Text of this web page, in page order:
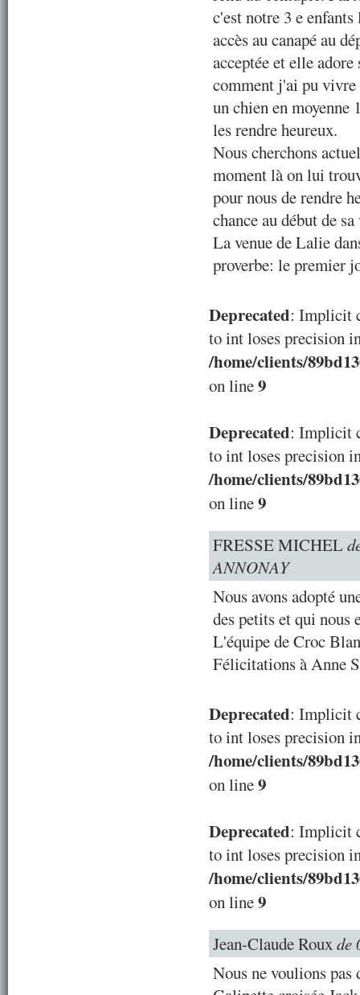
c'est notre 3 e
accès au canapé au
acceptée et elle adore
comment j'ai pu vivre
un chien en moyenne
les rendre heureux.
Nous cherchons
moment là on lui
pour nous de rendre
chance au début de
La venue de Lalie
proverbe: le premier
Deprecated: Implicit
to int loses precision
/home/clients/
on line9
Deprecated: Implicit
to int loses precision
/home/clients/
on line9
FRESSE MICHEL
ANNONAY
Nous avons adopté
des petits et qui nous
L'équipe de Croc
Félicitations à Anne
Deprecated: Implicit
to int loses precision
/home/clients/
on line9
Deprecated: Implicit
to int loses precision
/home/clients/
on line9
Jean-Claude Rouxde
Nous ne voulions pas